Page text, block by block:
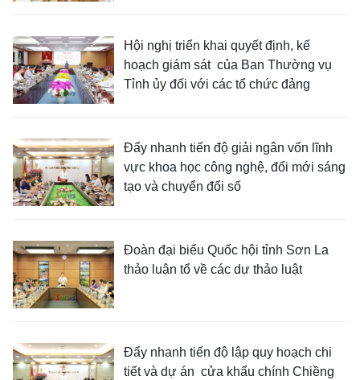
Hội nghị triển khai quyết định, kế
hoạch giám sát của Ban Thường vụ
Tỉnh ủy đối với các tổ chức đảng
Đẩy nhanh tiến độ giải ngân vốn lĩnh
vực khoa học công nghệ, đổi mới sáng
tạo và chuyển đổi số
Đoàn đại biểu Quốc hội tỉnh Sơn La
thảo luận tổ về các dự thảo luật
Đẩy nhanh tiến độ lập quy hoạch chi
tiết và dự án cửa khẩu chính Chiềng